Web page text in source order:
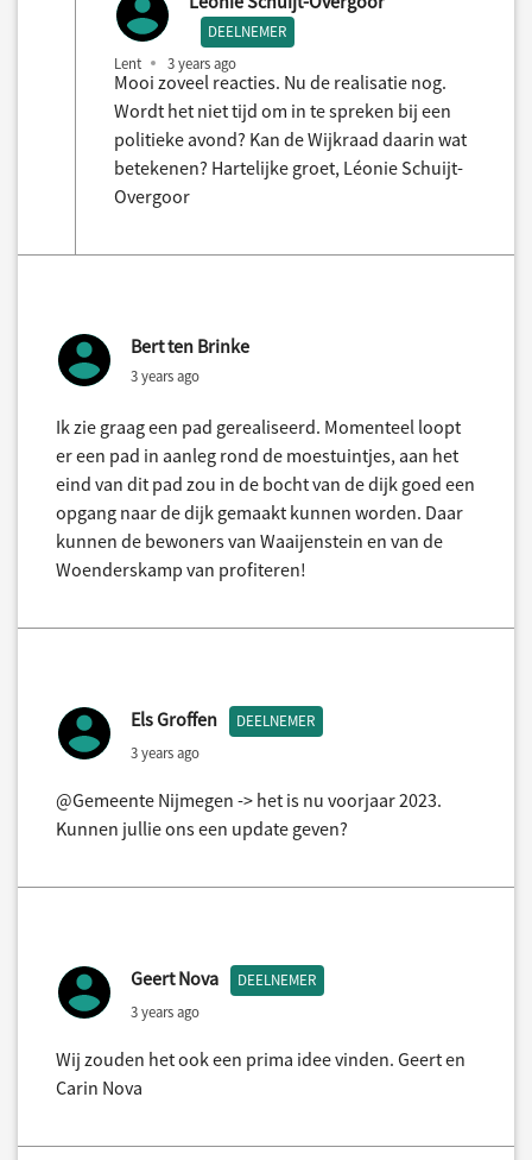
DEELNEMER
Lent 3 years ago
Mooi zoveel reacties. Nu de realisatie nog.
Wordt het niet tijd om in te spreken bij een
politieke avond? Kan de Wijkraad daarin wat
betekenen? Hartelijke groet, Léonie Schuijt-
Overgoor
Bert ten Brinke
3 years ago
Ik zie graag een pad gerealiseerd. Momenteel loopt
er een pad in aanleg rond de moestuintjes, aan het
eind van dit pad zou in de bocht van de dijk goed een
opgang naar de dijk gemaakt kunnen worden. Daar
kunnen de bewoners van Waaijenstein en van de
Woenderskamp van profiteren!
Els Groffen DEELNEMER
3 years ago
@Gemeente Nijmegen -> het is nu voorjaar 2023.
Kunnen jullie ons een update geven?
Geert Nova DEELNEMER
3 years ago
Wij zouden het ook een prima idee vinden. Geert en
Carin Nova